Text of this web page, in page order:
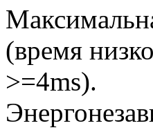
(время
>=4ms).